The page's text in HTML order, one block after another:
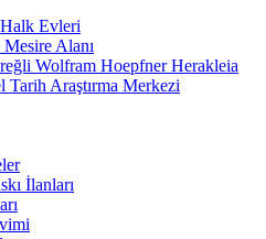
Evleri
Alanı
Wolfram Hoepfner Herakleia
Tarih Araştırma Merkezi
İlanları